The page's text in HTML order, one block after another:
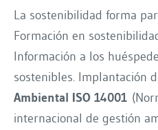
La sostenibilidad forma
Formación en
Información a los
sostenibles. Implantación
Ambiental ISO 14001
internacional de gestión